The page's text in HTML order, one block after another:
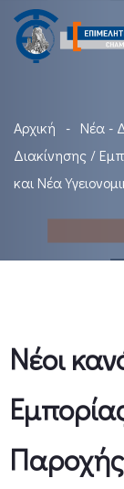
Αρχική Νέα -
Διακίνησης /
και Νέα
Νέοι